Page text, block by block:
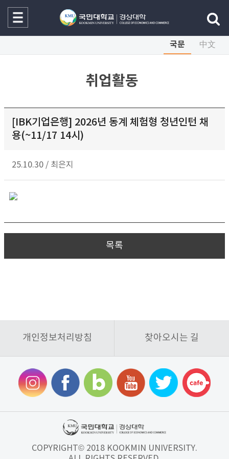
국문 中文
취업활동
[IBK기업은행] 2026년 동계 체험형 청년인턴 채
용(~11/17 14시)
25.10.30 / 최은지
목록
개인정보처리방침 찾아오시는 길
COPYRIGHT© 2018 KOOKMIN UNIVERSITY.